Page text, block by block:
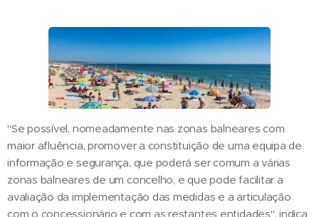
"Se possível, nomeadamente nas zonas balneares com
maior afluência, promover a constituição de uma equipa de
informação e segurança, que poderá ser comum a várias
zonas balneares de um concelho, e que pode facilitar a
avaliação da implementação das medidas e a articulação
com o concessionário e com as restantes entidades", indica